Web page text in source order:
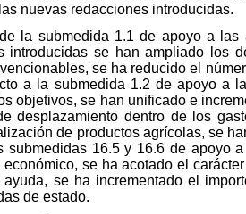
nuevas redacciones introducidas.
la submedida 1.1 de apoyo a
introducidas se han ampliado los
se ha reducido el
a la submedida 1.2 de apoyo a
objetivos, se han unificado e
desplazamiento dentro de los
de productos agrícolas, se
16.5 y 16.6 de apoyo
se ha acotado el
se ha incrementado el
de estado.